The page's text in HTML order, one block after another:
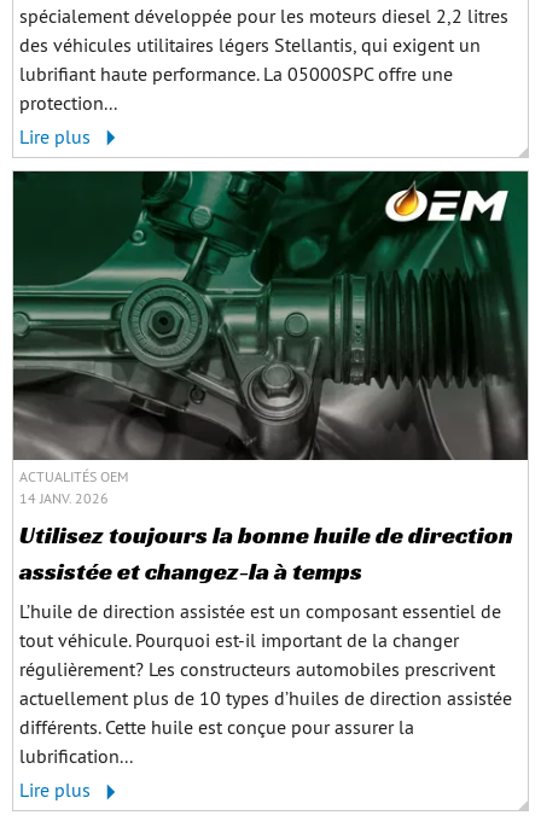
spécialement développée pour les moteurs diesel 2,2 litres
des véhicules utilitaires légers Stellantis, qui exigent un
lubrifiant haute performance. La 05000SPC offre une
protection...
Lire plus
ACTUALITÉS OEM
14 JANV. 2026
Utilisez toujours la bonne huile de direction
assistée et changez-la à temps
L’huile de direction assistée est un composant essentiel de
tout véhicule. Pourquoi est-il important de la changer
régulièrement? Les constructeurs automobiles prescrivent
actuellement plus de 10 types d’huiles de direction assistée
différents. Cette huile est conçue pour assurer la
lubrification...
Lire plus